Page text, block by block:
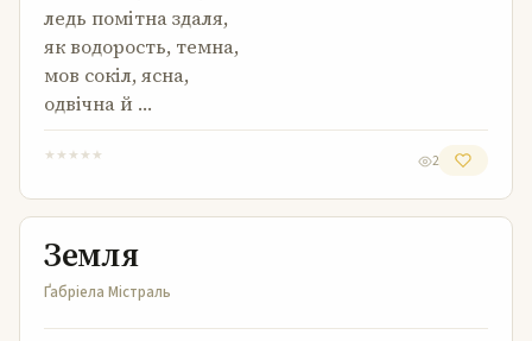
ледь помітна здаля,
як водорость, темна,
мов сокіл, ясна,
одвічна й …
★ ★ ★ ★ ★ 2
Земля
Земля
Ґабріела Містраль